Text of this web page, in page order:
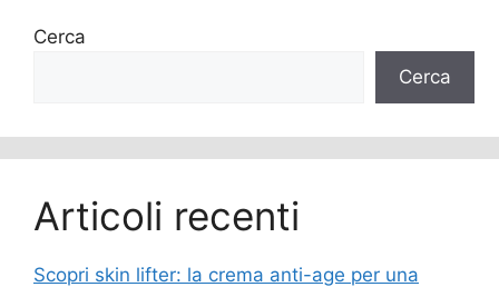
Cerca
Cerca
Articoli recenti
Scopri skin lifter: la crema anti-age per una